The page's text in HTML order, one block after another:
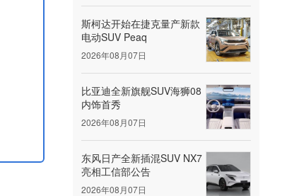
斯柯达开始在捷克量产新款
电动SUV Peaq
2026年08月07日
比亚迪全新旗舰SUV海狮08
内饰首秀
2026年08月07日
东风日产全新插混SUV NX7
亮相工信部公告
2026年08月07日